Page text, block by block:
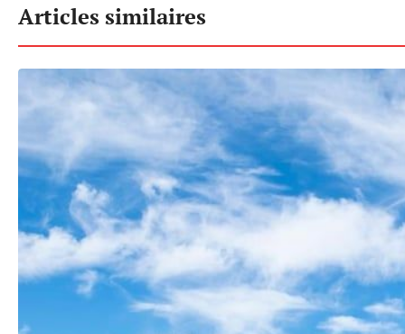
Articles similaires